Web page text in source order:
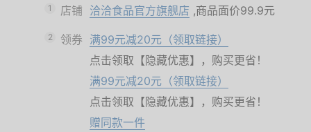
1 店铺 洽洽食品官方旗舰店 ,商品面价99.9元
2 领券 满99元减20元（领取链接）
点击领取【隐藏优惠】，购买更省！
满99元减20元（领取链接）
点击领取【隐藏优惠】，购买更省！
赠同款一件